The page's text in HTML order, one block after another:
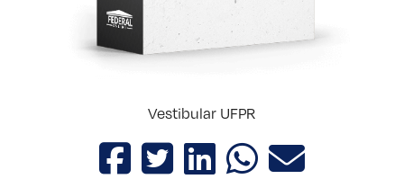
Vestibular UFPR